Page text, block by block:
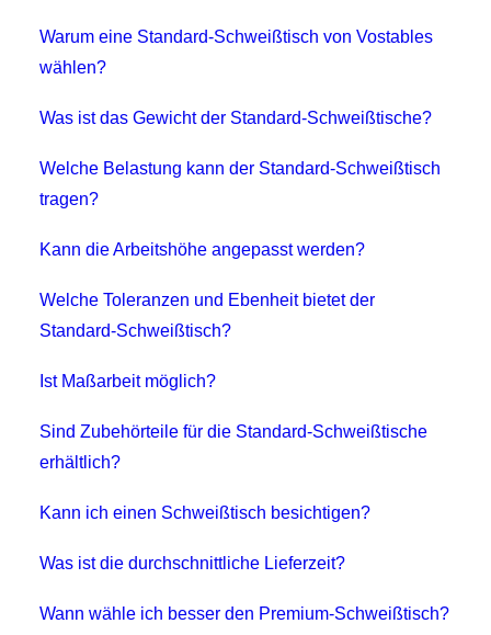
Warum eine Standard-Schweißtisch von Vostables
wählen?
Was ist das Gewicht der Standard-Schweißtische?
Welche Belastung kann der Standard-Schweißtisch
tragen?
Kann die Arbeitshöhe angepasst werden?
Welche Toleranzen und Ebenheit bietet der
Standard-Schweißtisch?
Ist Maßarbeit möglich?
Sind Zubehörteile für die Standard-Schweißtische
erhältlich?
Kann ich einen Schweißtisch besichtigen?
Was ist die durchschnittliche Lieferzeit?
Wann wähle ich besser den Premium-Schweißtisch?